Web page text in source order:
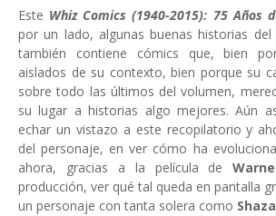
Este Whiz Comics (1940-2015): 75 Años
por un lado, algunas buenas historias del
también contiene cómics que, bien
aislados de su contexto, bien porque su
sobre todo las últimos del volumen,
su lugar a historias algo mejores. Aún
echar un vistazo a este recopilatorio y
del personaje, en ver cómo ha
ahora, gracias a la película de
producción, ver qué tal queda en pantalla
un personaje con tanta solera como